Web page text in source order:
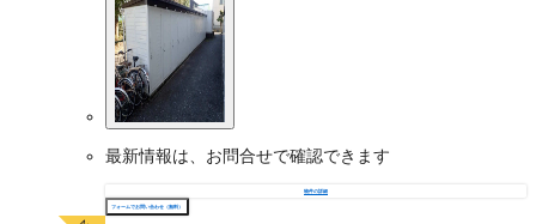
最新情報は、お問合せで確認できます
物件の詳細
フォームでお問い合わせ（無料）